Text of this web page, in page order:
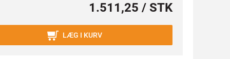
1.511,25 / STK
LÆG I KURV